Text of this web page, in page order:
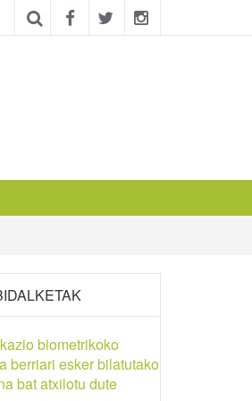
biometrikoko
berriari esker bilatutako
bat atxilotu dute